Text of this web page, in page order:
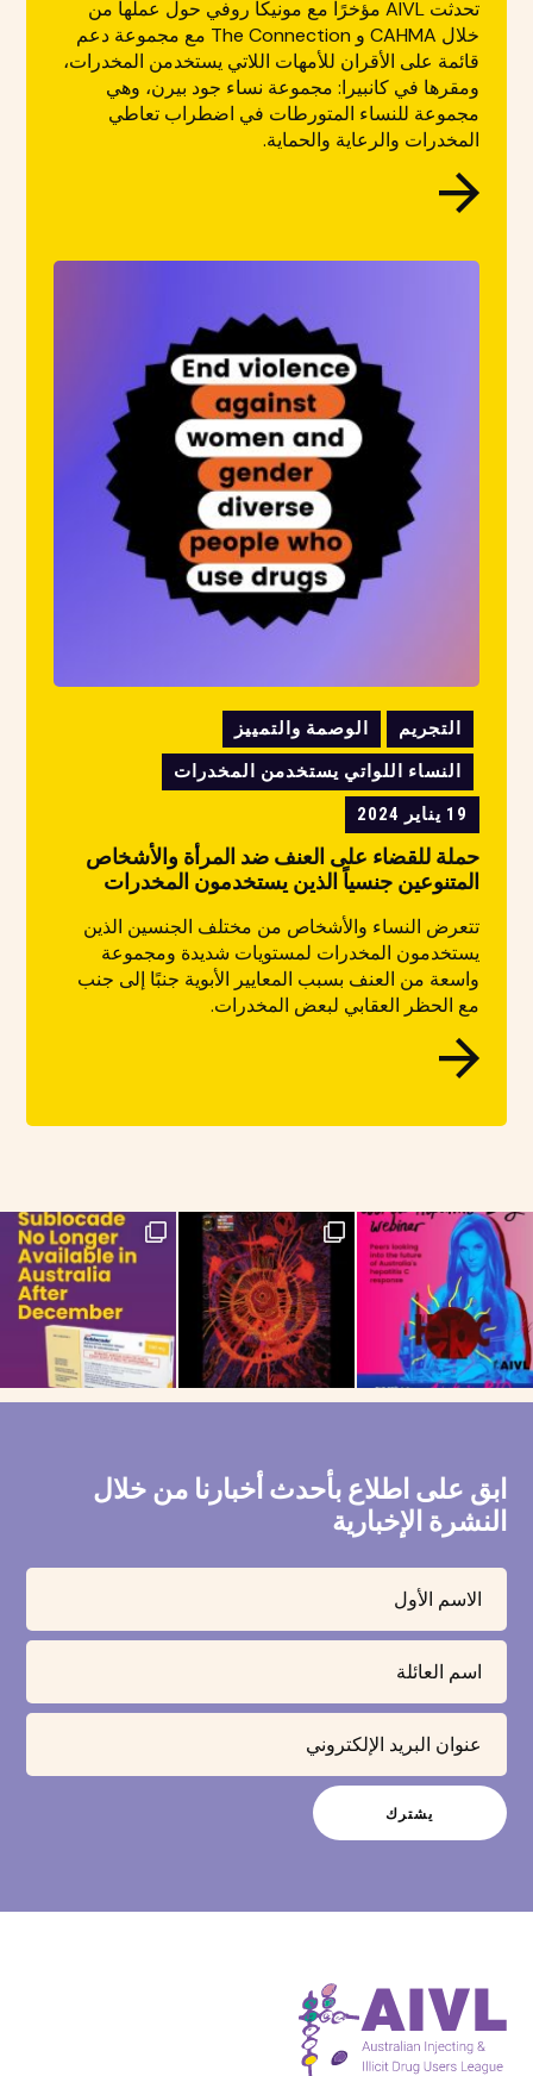
تحدثت AIVL مؤخرًا مع مونيكا روفي حول عملها من
خلال CAHMA و The Connection مع مجموعة دعم
قائمة على الأقران للأمهات اللاتي يستخدمن المخدرات،
ومقرها في كانبيرا: مجموعة نساء جود بيرن، وهي
مجموعة للنساء المتورطات في اضطراب تعاطي
المخدرات والرعاية والحماية.
التجريم
الوصمة والتمييز
النساء اللواتي يستخدمن المخدرات
19 يناير 2024
حملة للقضاء على العنف ضد المرأة والأشخاص
المتنوعين جنسياً الذين يستخدمون المخدرات
تتعرض النساء والأشخاص من مختلف الجنسين الذين
يستخدمون المخدرات لمستويات شديدة ومجموعة
واسعة من العنف بسبب المعايير الأبوية جنبًا إلى جنب
مع الحظر العقابي لبعض المخدرات.
NAIDOC Week
If you are on the Long-Acting Injectable
ابق على اطلاع بأحدث أخبارنا من خلال
النشرة الإخبارية